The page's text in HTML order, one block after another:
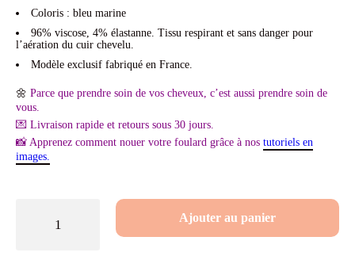
Coloris : bleu marine
96% viscose, 4% élastanne. Tissu respirant et sans danger pour
l’aération du cuir chevelu.
Modèle exclusif fabriqué en France.
🌼 Parce que prendre soin de vos cheveux, c’est aussi prendre soin de
vous.
💌 Livraison rapide et retours sous 30 jours.
📸 Apprenez comment nouer votre foulard grâce à nos tutoriels en
images.
Ajouter au panier